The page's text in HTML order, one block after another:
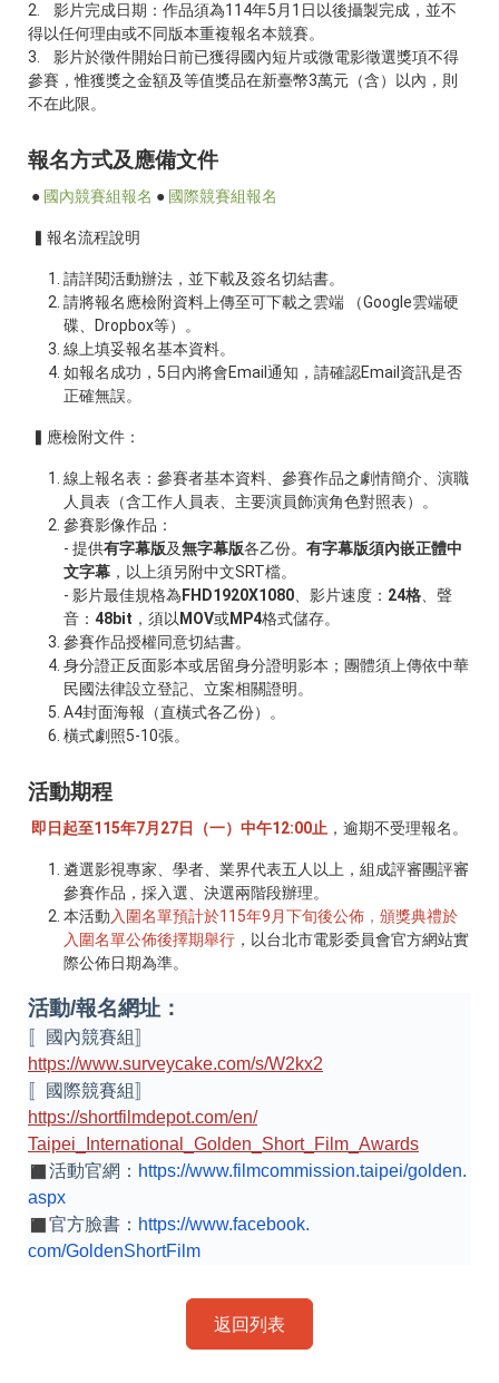
2. 影片完成日期：作品須為114年5月1日以後攝製完成，並不
得以任何理由或不同版本重複報名本競賽。
3. 影片於徵件開始日前已獲得國內短片或微電影徵選獎項不得
參賽，惟獲獎之金額及等值獎品在新臺幣3萬元（含）以內，則
不在此限。
報名方式及應備文件
● 國內競賽組報名 ● 國際競賽組報名
▍報名流程說明
請詳閱活動辦法，並下載及簽名切結書。
請將報名應檢附資料上傳至可下載之雲端 （Google雲端硬
碟、Dropbox等）。
線上填妥報名基本資料。
如報名成功，5日內將會Email通知，請確認Email資訊是否
正確無誤。
▍應檢附文件：
線上報名表：參賽者基本資料、參賽作品之劇情簡介、演職
人員表（含工作人員表、主要演員飾演角色對照表）。
參賽影像作品：
- 提供有字幕版及無字幕版各乙份。 有字幕版須內嵌正體中
文字幕 ，以上須另附中文SRT檔。
- 影片最佳規格為 FHD1920X1080 、影片速度： 24格 、聲
音： 48bit ，須以 MOV或MP4格式儲存。
參賽作品授權同意切結書。
身分證正反面影本或居留身分證明影本；團體須上傳依中華
民國法律設立登記、立案相關證明。
A4封面海報（直橫式各乙份）。
橫式劇照5-10張。
活動期程
即日起至115年7月27日（一）中午12:00止 ，逾期不受理報名。
遴選影視專家、學者、業界代表五人以上，組成評審團評審
參賽作品，採入選、決選兩階段辦理。
本活動 入圍名單預計於115年9月下旬後公佈 ， 頒獎典禮於
入圍名單公佈後擇期舉行 ，以台北市電影委員會官方網站實
際公佈日期為準。
活動/報名網址：
〚國內競賽組〛
https://www.surveycake.com/s/W2kx2
〚國際競賽組〛
https://shortfilmdepot.com/en/
Taipei_International_Golden_ Short_Film_Awards
︎活動官網： https://www.filmcommission.taipei/golden.
aspx
︎官方臉書： https://www.facebook.
com/GoldenShortFilm
返回列表